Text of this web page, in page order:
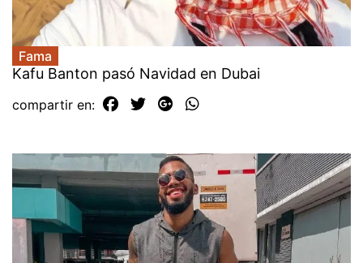
Fama
Kafu Banton pasó Navidad en Dubai
compartir en: